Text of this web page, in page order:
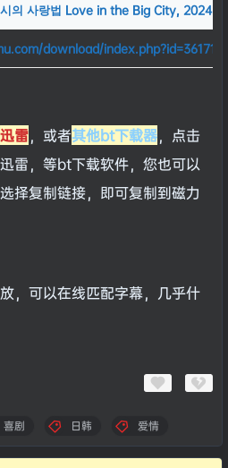
의 사랑법 Love in the Big City,
download/
迅雷，或者其他bt下载器，点击
雷，等bt下载软件，您也可以
择复制链接，即可复制到磁力
，可以在线匹配字幕，几乎什
喜剧 日韩 爱情